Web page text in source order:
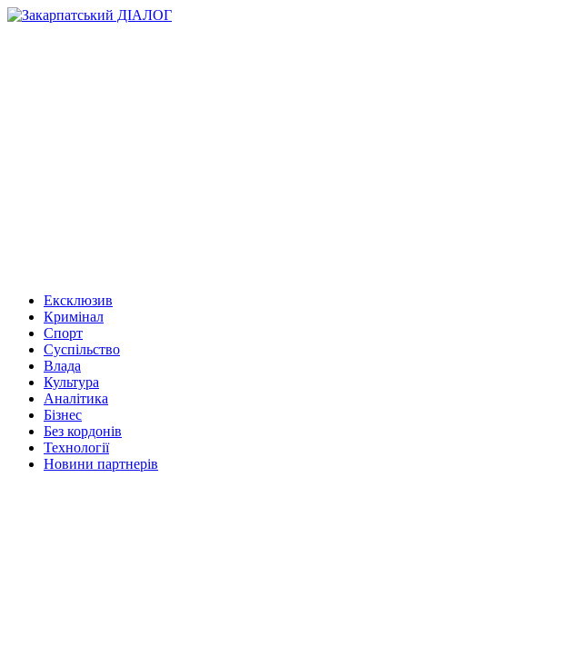
Ексклюзив
Кримінал
Спорт
Суспільство
Влада
Культура
Аналітика
Бізнес
Без кордонів
Технології
Новини партнерів